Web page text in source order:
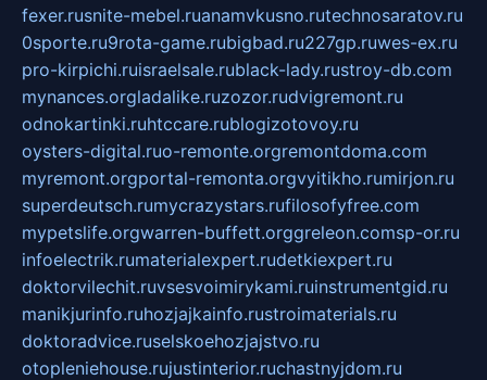
fexer.rusnite-mebel.ruanamvkusno.rutechnosaratov.ru
0sporte.ru9rota-game.rubigbad.ru227gp.ruwes-ex.ru
pro-kirpichi.ruisraelsale.rublack-lady.rustroy-db.com
mynances.orgladalike.ruzozor.rudvigremont.ru
odnokartinki.ruhtccare.rublogizotovoy.ru
oysters-digital.ruo-remonte.orgremontdoma.com
myremont.orgportal-remonta.orgvyitikho.rumirjon.ru
superdeutsch.rumycrazystars.rufilosofyfree.com
mypetslife.orgwarren-buffett.orggreleon.comsp-or.ru
infoelectrik.rumaterialexpert.rudetkiexpert.ru
doktorvilechit.ruvsesvoimirykami.ruinstrumentgid.ru
manikjurinfo.ruhozjajkainfo.rustroimaterials.ru
doktoradvice.ruselskoehozjajstvo.ru
otopleniehouse.rujustinterior.ruchastnyjdom.ru